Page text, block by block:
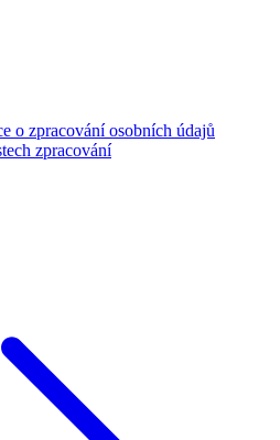
o zpracování osobních údajů
zpracování